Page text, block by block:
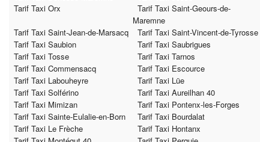
Tarif Taxi Orx
Tarif Taxi Saint-Geours-de-
Maremne
Tarif Taxi Saint-Jean-de-Marsacq
Tarif Taxi Saint-Vincent-de-Tyrosse
Tarif Taxi Saubion
Tarif Taxi Saubrigues
Tarif Taxi Tosse
Tarif Taxi Tarnos
Tarif Taxi Commensacq
Tarif Taxi Escource
Tarif Taxi Labouheyre
Tarif Taxi Lüe
Tarif Taxi Solférino
Tarif Taxi Aureilhan 40
Tarif Taxi Mimizan
Tarif Taxi Pontenx-les-Forges
Tarif Taxi Sainte-Eulalie-en-Born
Tarif Taxi Bourdalat
Tarif Taxi Le Frèche
Tarif Taxi Hontanx